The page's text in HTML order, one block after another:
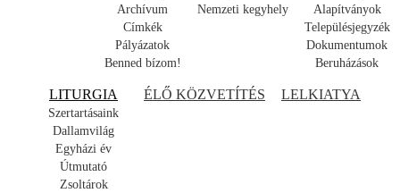
Archívum
Címkék
Pályázatok
Benned bízom!
Nemzeti kegyhely
Alapítványok
Településjegyzék
Dokumentumok
Beruházások
LITURGIA
Szertartásaink
Dallamvilág
Egyházi év
Útmutató
Zsoltárok
ÉLŐ KÖZVETÍTÉS LELKIATYA